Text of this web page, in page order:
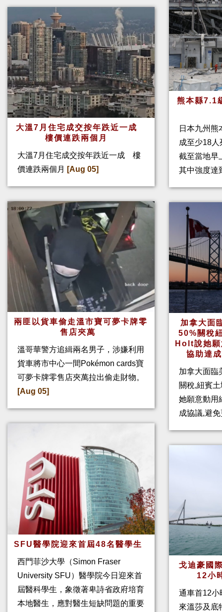
大溫7月住宅成交按年跌近一成
樓價連跌兩個月
大溫7月住宅成交按年跌近一成 樓
價連跌兩個月
[Aug 05]
兩匪以貨車偷走溫市寶可夢卡牌零
售店夾萬
溫哥華警方追緝兩名男子，涉嫌利用
貨車將市中心一間Pokémon cards寶
可夢卡牌零售店夾萬拉出偷走財物。
[Aug 05]
SFU醫學院迎來首屆48名醫學生
西門菲沙大學（Simon Fraser
University SFU）醫學院今日迎來首
屆醫科學生，象徵著卑詩省政府培育
本地醫生，應對醫生短缺問題的重要
熊本縣7.1
日本九州熊
成至少18
截至當地早
其中強度達
加拿大面
50%關稅
Holt說她
協助達
加拿大面臨
關稅,紐賓
她願意動用
成協議,避
戈迪豪國
12小
通車首12小
來溫莎及底